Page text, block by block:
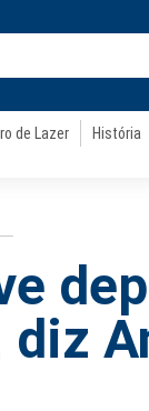
de Lazer
História